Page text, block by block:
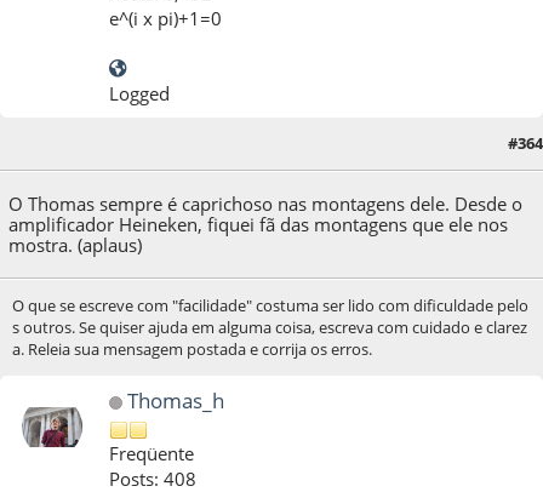
e^(i x pi)+1=0
Logged
#364
O Thomas sempre é caprichoso nas montagens dele. Desde o
amplificador Heineken, fiquei fã das montagens que ele nos
mostra. (aplaus)
O que se escreve com "facilidade" costuma ser lido com dificuldade pelo
s outros. Se quiser ajuda em alguma coisa, escreva com cuidado e clarez
a. Releia sua mensagem postada e corrija os erros.
Thomas_h
Freqüente
Posts: 408